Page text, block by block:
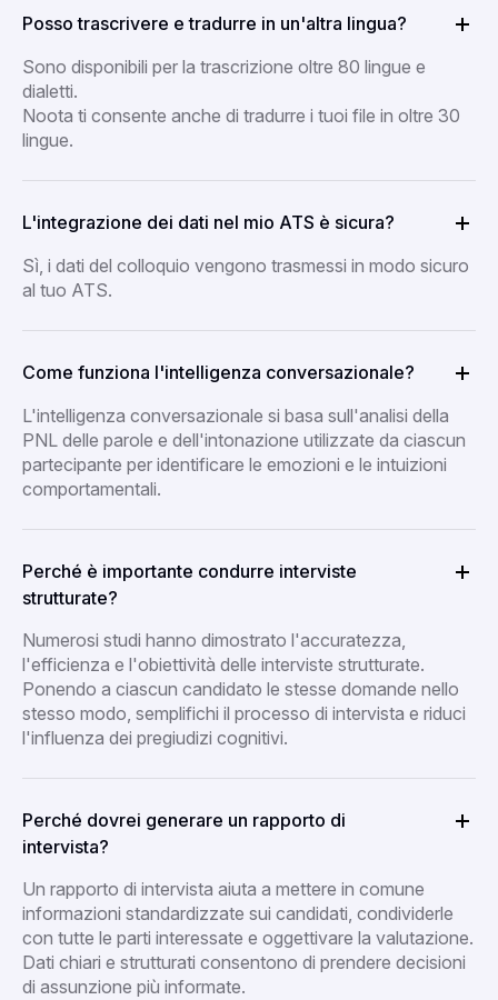
Posso trascrivere e tradurre in un'altra lingua?
Sono disponibili per la trascrizione oltre 80 lingue e
dialetti.
Noota ti consente anche di tradurre i tuoi file in oltre 30
lingue.
L'integrazione dei dati nel mio ATS è sicura?
Sì, i dati del colloquio vengono trasmessi in modo sicuro
al tuo ATS.
Come funziona l'intelligenza conversazionale?
L'intelligenza conversazionale si basa sull'analisi della
PNL delle parole e dell'intonazione utilizzate da ciascun
partecipante per identificare le emozioni e le intuizioni
comportamentali.
Perché è importante condurre interviste
strutturate?
Numerosi studi hanno dimostrato l'accuratezza,
l'efficienza e l'obiettività delle interviste strutturate.
Ponendo a ciascun candidato le stesse domande nello
stesso modo, semplifichi il processo di intervista e riduci
l'influenza dei pregiudizi cognitivi.
Perché dovrei generare un rapporto di
intervista?
Un rapporto di intervista aiuta a mettere in comune
informazioni standardizzate sui candidati, condividerle
con tutte le parti interessate e oggettivare la valutazione.
Dati chiari e strutturati consentono di prendere decisioni
di assunzione più informate.